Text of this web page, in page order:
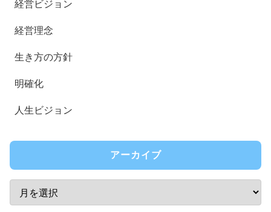
経営ビジョン
経営理念
生き方の方針
明確化
人生ビジョン
アーカイブ